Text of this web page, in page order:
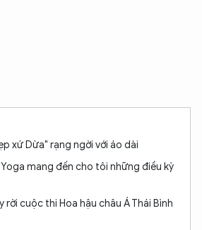
xứ Dừa" rạng ngời với áo dài
Yoga mang đến cho tôi những điều kỳ
rời cuộc thi Hoa hậu châu Á Thái Bình